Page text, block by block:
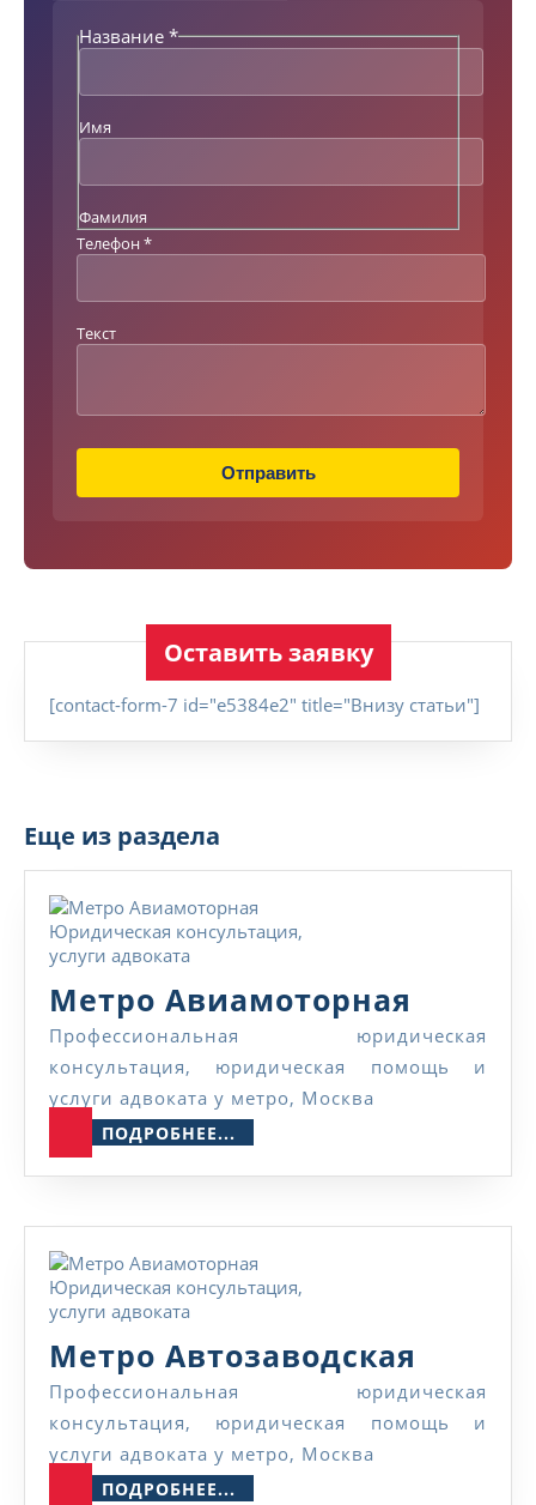
Т
т
е
е
ф
н
Н
а
а
н
е
Название *
Имя
Фамилия
Телефон *
Текст
Отправить
Оставить заявку
[contact-form-7 id="e5384e2" title="Внизу статьи"]
Еще из раздела
Метро Авиамоторная
Профессиональная юридическая
консультация, юридическая помощь и
услуги адвоката у метро, Москва
ПОДРОБНЕЕ...
Метро Автозаводская
Профессиональная юридическая
консультация, юридическая помощь и
услуги адвоката у метро, Москва
ПОДРОБНЕЕ...